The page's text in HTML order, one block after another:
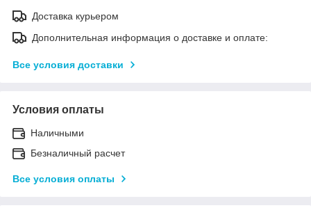
Доставка курьером
Дополнительная информация о доставке и оплате:
Все условия доставки
Условия оплаты
Наличными
Безналичный расчет
Все условия оплаты